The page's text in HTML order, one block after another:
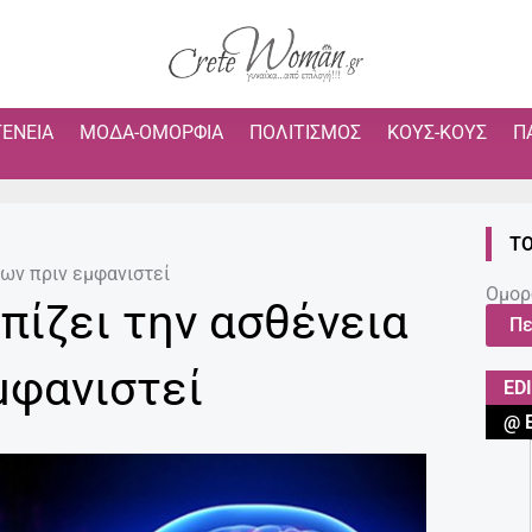
ΜΌΔΑ-ΟΜΟΡΦΙΆ ΠΟΛΙΤΙΣΜΌΣ ΚΟΥΣ-ΚΟΥΣ
πριν εμφανιστεί
την ασθένεια
@